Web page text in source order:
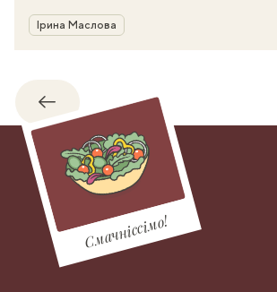
Автор
Ірина Маслова
Назад
Смачніссімо!